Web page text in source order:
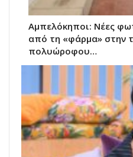
Αμπελόκηποι: Νέες
από τη «φάρμα» στην
πολυώροφου…